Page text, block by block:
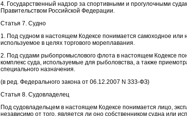
4. Государственный надзор за спортивными и прогулочными
Правительством Российской Федерации.
Статья 7. Судно
1. Под судном в настоящем Кодексе понимается самоходное или
используемое в целях торгового мореплавания.
2. Под судами рыбопромыслового флота в настоящем Кодексе
комплекс суда, используемые для рыболовства, а также
специального назначения.
(в ред. Федерального закона от 06.12.2007 N 333-ФЗ)
Статья 8. Судовладелец
Под судовладельцем в настоящем Кодексе понимается лицо,
независимо от того, является ли оно собственником судна или